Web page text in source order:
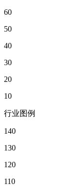
60
50
40
30
20
10
行业图例
140
130
120
110